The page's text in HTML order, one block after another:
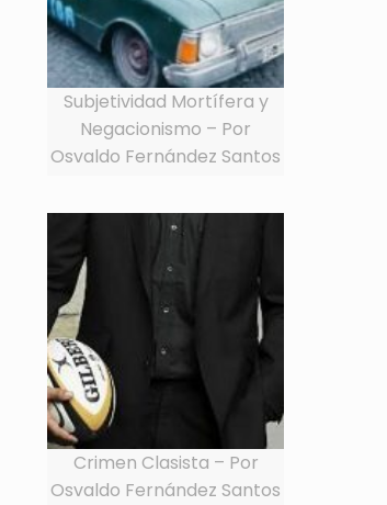
Subjetividad Mortífera y
Negacionismo – Por
Osvaldo Fernández Santos
Crimen Clasista – Por
Osvaldo Fernández Santos